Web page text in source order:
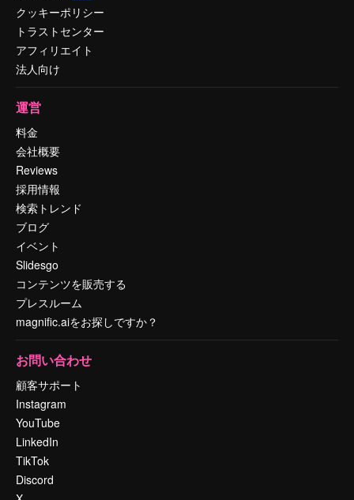
クッキーポリシー
トラストセンター
アフィリエイト
法人向け
運営
料金
会社概要
Reviews
採用情報
検索トレンド
ブログ
イベント
Slidesgo
コンテンツを販売する
プレスルーム
magnific.aiをお探しですか？
お問い合わせ
顧客サポート
Instagram
YouTube
LinkedIn
TikTok
Discord